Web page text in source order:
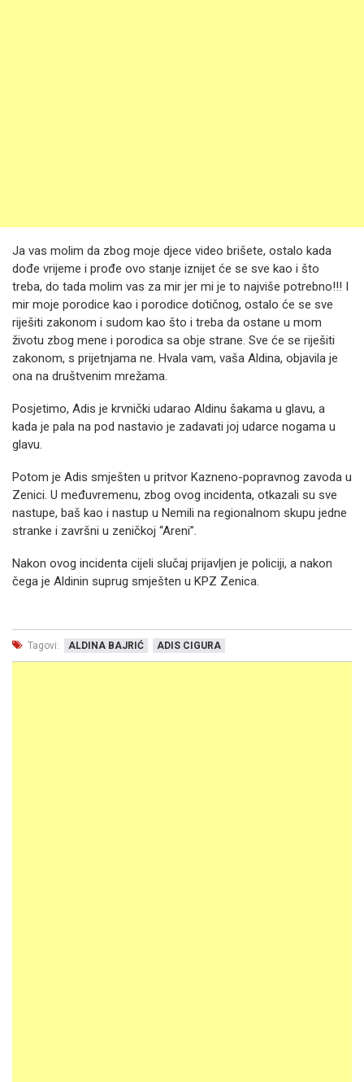
Ja vas molim da zbog moje djece video brišete, ostalo kada
dođe vrijeme i prođe ovo stanje iznijet će se sve kao i što
treba, do tada molim vas za mir jer mi je to najviše potrebno!!! I
mir moje porodice kao i porodice dotičnog, ostalo će se sve
riješiti zakonom i sudom kao što i treba da ostane u mom
životu zbog mene i porodica sa obje strane. Sve će se riješiti
zakonom, s prijetnjama ne. Hvala vam, vaša Aldina, objavila je
ona na društvenim mrežama.
Posjetimo, Adis je krvnički udarao Aldinu šakama u glavu, a
kada je pala na pod nastavio je zadavati joj udarce nogama u
glavu.
Potom je Adis smješten u pritvor Kazneno-popravnog zavoda u
Zenici. U međuvremenu, zbog ovog incidenta, otkazali su sve
nastupe, baš kao i nastup u Nemili na regionalnom skupu jedne
stranke i završni u zeničkoj “Areni”.
Nakon ovog incidenta cijeli slučaj prijavljen je policiji, a nakon
čega je Aldinin suprug smješten u KPZ Zenica.
Tagovi: ALDINA BAJRIĆ ADIS CIGURA